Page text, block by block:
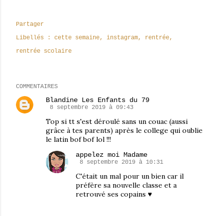
Partager
Libellés :
cette semaine instagram
rentrée
rentrée scolaire
COMMENTAIRES
Blandine Les Enfants du 79
8 septembre 2019 à 09:43
Top si tt s'est déroulé sans un couac (aussi
grâce à tes parents) après le college qui oublie
le latin bof bof lol !!!
appelez moi Madame
8 septembre 2019 à 10:31
C'était un mal pour un bien car il
préfère sa nouvelle classe et a
retrouvé ses copains ♥